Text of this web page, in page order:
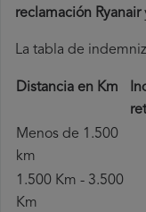
reclamación Ryanair
La tabla de
Distancia en Km
Menos de 1.500
km
1.500 Km - 3.500
Km